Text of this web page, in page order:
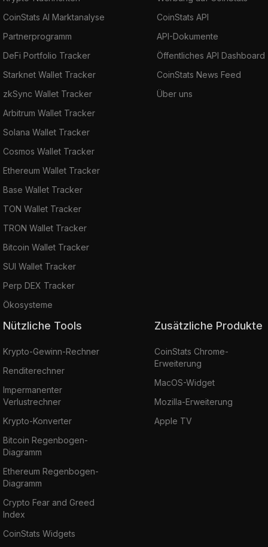
CoinStats AI Marktanalyse
Partnerprogramm
DeFi Portfolio Tracker
Starknet Wallet Tracker
zkSync Wallet Tracker
Arbitrum Wallet Tracker
Solana Wallet Tracker
Cosmos Wallet Tracker
Ethereum Wallet Tracker
Base Wallet Tracker
TON Wallet Tracker
TRON Wallet Tracker
Bitcoin Wallet Tracker
SUI Wallet Tracker
Perp DEX Tracker
Ökosysteme
CoinStats API
API-Dokumente
Öffentliches API Dashboard
CoinStats News Feed
Über uns
Nützliche Tools
Krypto-Gewinn-Rechner
Renditerechner
Impermanenter
Verlustrechner
Krypto-Konverter
Bitcoin Regenbogen-
Diagramm
Ethereum Regenbogen-
Diagramm
Crypto Fear and Greed
Index
CoinStats Widgets
Zusätzliche Produkte
CoinStats Chrome-
Erweiterung
MacOS-Widget
Mozilla-Erweiterung
Apple TV